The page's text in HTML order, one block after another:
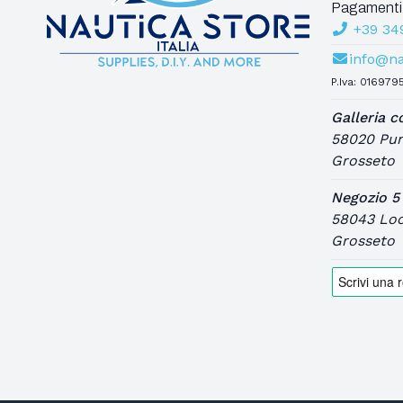
Pannelli Tester Pompa Sentina Salpa
Pagamenti
+39
P.Iva:
Galleria
58020
Grosseto
Negozio
58043
Grosseto